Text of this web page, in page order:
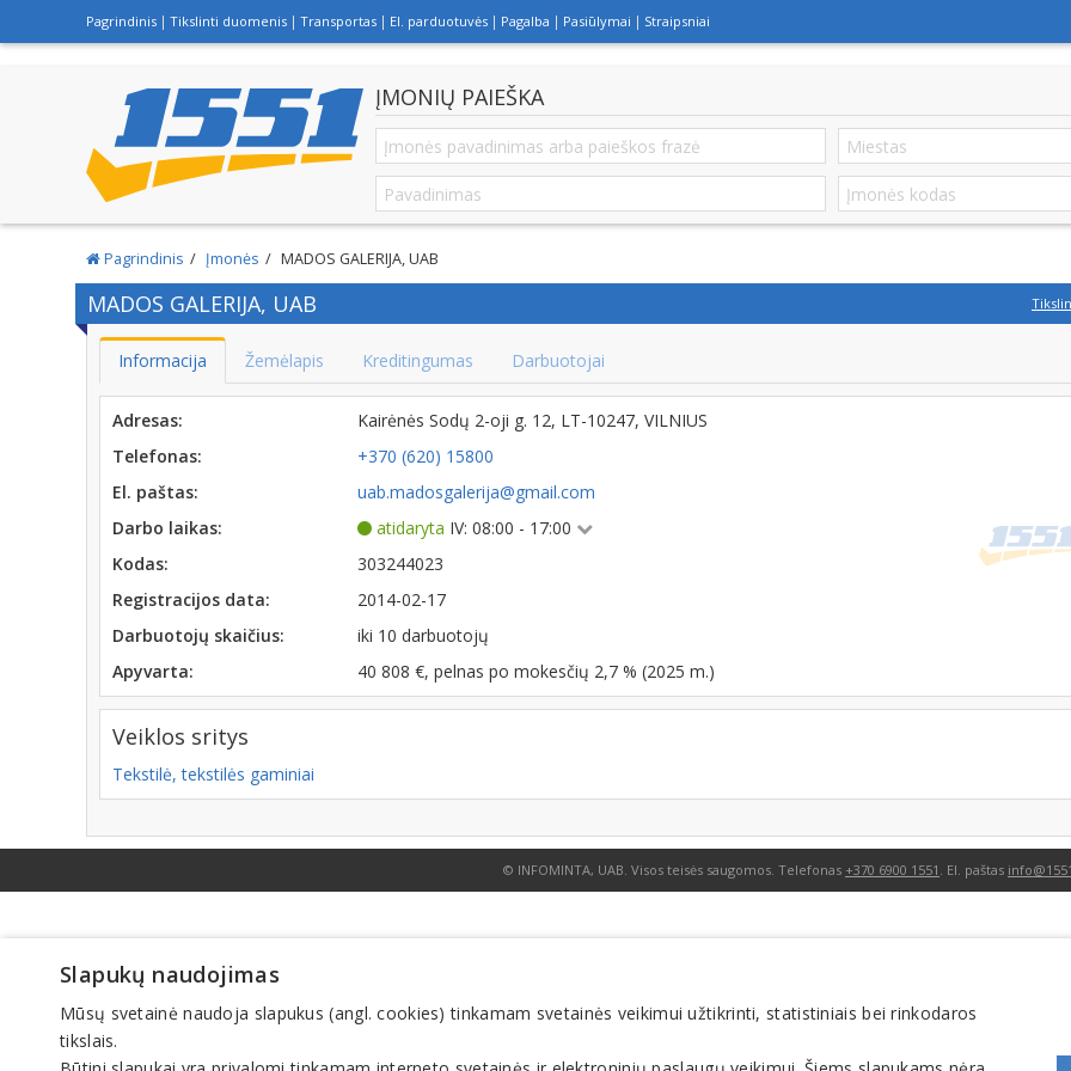
Pagrindinis Tikslinti duomenis Transportas El. parduotuvės Pagalba Pasiūlymai Straipsniai
ĮMONIŲ PAIEŠKA
Pagrindinis Įmonės MADOS GALERIJA, UAB
MADOS GALERIJA, UAB
Informacija Žemėlapis Kreditingumas Darbuotojai
Adresas:
Kairėnės Sodų 2-oji g. 12, LT-10247, VILNIUS
Telefonas:
+370 (620) 15800
El. paštas:
uab.madosgalerija@gmail.com
Darbo laikas:
atidaryta IV: 08:00 - 17:00
Kodas:
303244023
Registracijos data:
2014-02-17
Darbuotojų skaičius:
iki 10 darbuotojų
Apyvarta:
40 808 €, pelnas po mokesčių 2,7 % (2025 m.)
Veiklos sritys
Tekstilė, tekstilės gaminiai
© INFOMINTA, UAB. Visos teisės saugomos. Telefonas +370 6900 1551 . El. paštas
Slapukų naudojimas
Mūsų svetainė naudoja slapukus (angl. cookies) tinkamam svetainės veikimui užtikrinti, statistiniais bei rinkodaros
tikslais.